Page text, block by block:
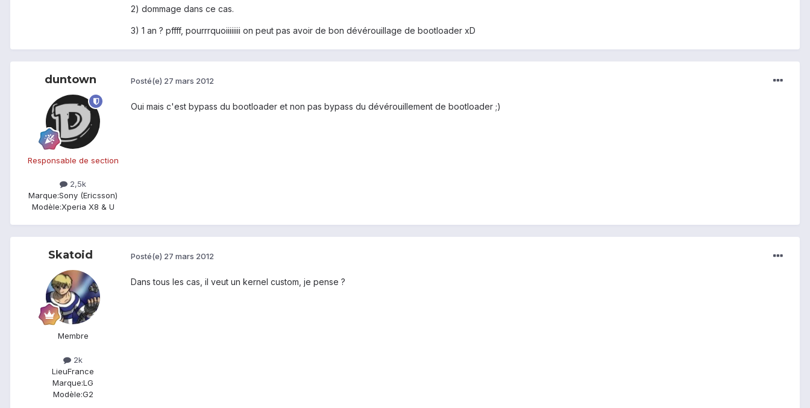
2) dommage dans ce cas.
3) 1 an ? pffff, pourrrquoiiiiiiii on peut pas avoir de bon dévérouillage de bootloader xD
duntown
Responsable de section
2,5k
Marque:Sony (Ericsson)
Modèle:Xperia X8 & U
Posté(e) 27 mars 2012
Oui mais c'est bypass du bootloader et non pas bypass du dévérouillement de bootloader ;)
Skatoid
Membre
2k
LieuFrance
Marque:LG
Modèle:G2
Posté(e) 27 mars 2012
Dans tous les cas, il veut un kernel custom, je pense ?